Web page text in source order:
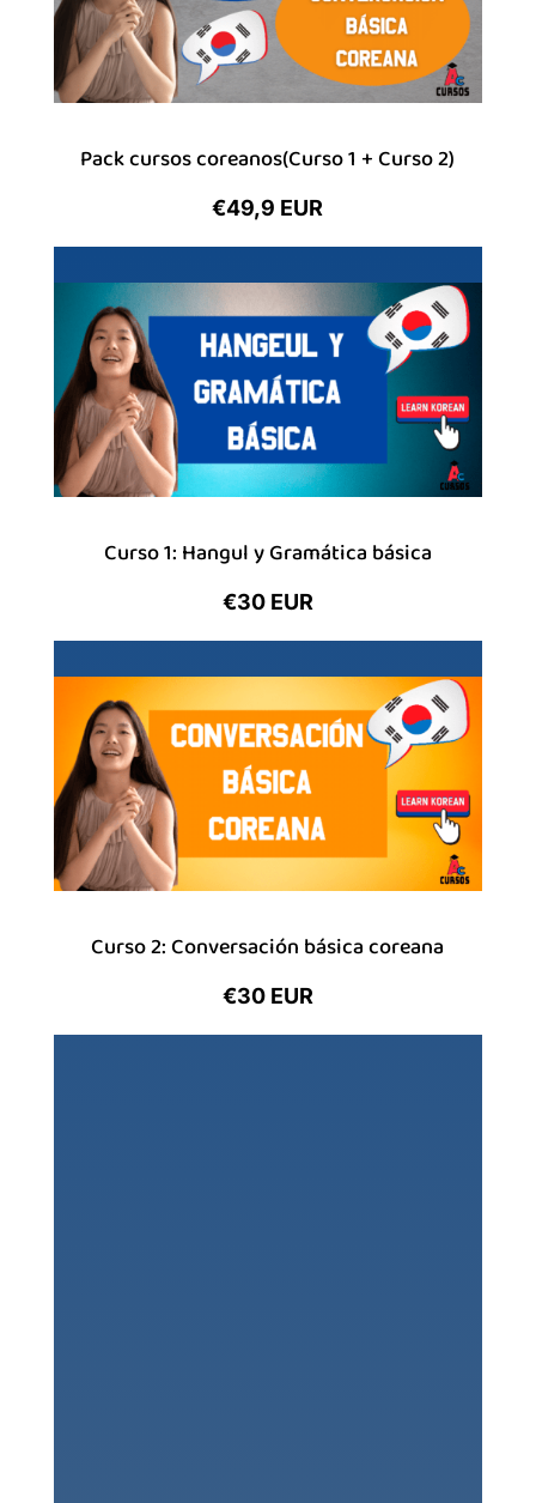
Pack cursos coreanos(Curso 1 + Curso 2)
€49,9 EUR
Curso 1: Hangul y Gramática básica
€30 EUR
Curso 2: Conversación básica coreana
€30 EUR